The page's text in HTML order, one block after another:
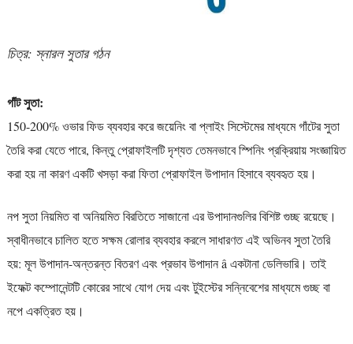
চিত্র: স্নারল সুতার গঠন
গাঁট সুতা:
150-200% ওভার ফিড ব্যবহার করে জয়েনিং বা প্লাইং সিস্টেমের মাধ্যমে গাঁটের সুতা
তৈরি করা যেতে পারে, কিন্তু প্রোফাইলটি দৃশ্যত তেমনভাবে স্পিনিং প্রক্রিয়ায় সংজ্ঞায়িত
করা হয় না কারণ একটি খসড়া করা ফিতা প্রোফাইল উপাদান হিসাবে ব্যবহৃত হয়।
নপ সুতা নিয়মিত বা অনিয়মিত বিরতিতে সাজানো এর উপাদানগুলির বিশিষ্ট গুচ্ছ রয়েছে।
স্বাধীনভাবে চালিত হতে সক্ষম রোলার ব্যবহার করলে সাধারণত এই অভিনব সুতা তৈরি
হয়: মূল উপাদান-অন্তরন্ত বিতরণ এবং প্রভাব উপাদান â একটানা ডেলিভারি। তাই
ইফেক্ট কম্পোনেন্টটি কোরের সাথে যোগ দেয় এবং টুইস্টের সন্নিবেশের মাধ্যমে গুচ্ছ বা
নপে একত্রিত হয়।